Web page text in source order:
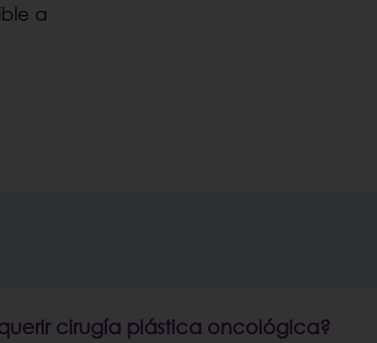
a
cirugía plástica oncológica?